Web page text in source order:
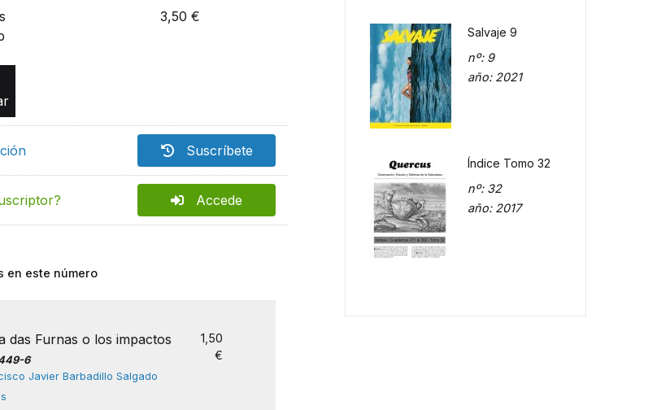
3,50 €
Suscríbete
Accede
en este número
das Furnas o los impactos
6
Javier Barbadillo Salgado
1,50
€
Salvaje 9
nº: 9
año: 2021
Índice Tomo 32
nº: 32
año: 2017